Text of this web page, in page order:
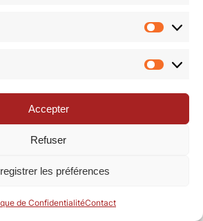
Accepter
Refuser
les préférences
de ConfidentialitéContact